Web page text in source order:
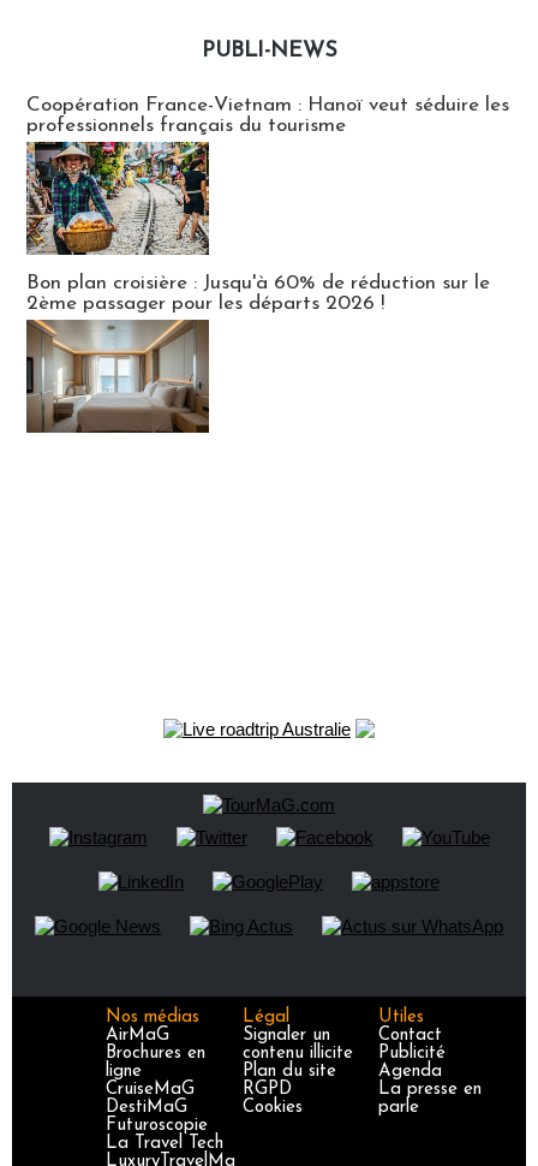
PUBLI-NEWS
Coopération France-Vietnam : Hanoï veut séduire les
professionnels français du tourisme
Bon plan croisière : Jusqu'à 60% de réduction sur le
2ème passager pour les départs 2026 !
Nos médias
AirMaG
Brochures en
ligne
CruiseMaG
DestiMaG
Futuroscopie
La Travel Tech
LuxuryTravelMa
Légal
Signaler un
contenu illicite
Plan du site
RGPD
Cookies
Utiles
Contact
Publicité
Agenda
La presse en
parle